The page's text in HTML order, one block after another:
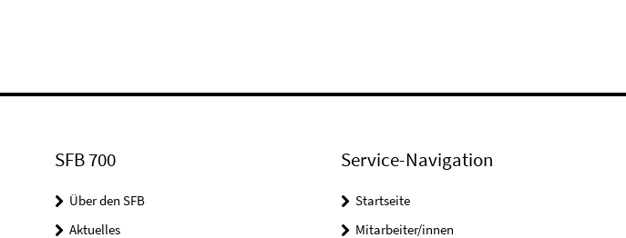
SFB 700
Über den SFB
Aktuelles
Service-Navigation
Startseite
Mitarbeiter/innen